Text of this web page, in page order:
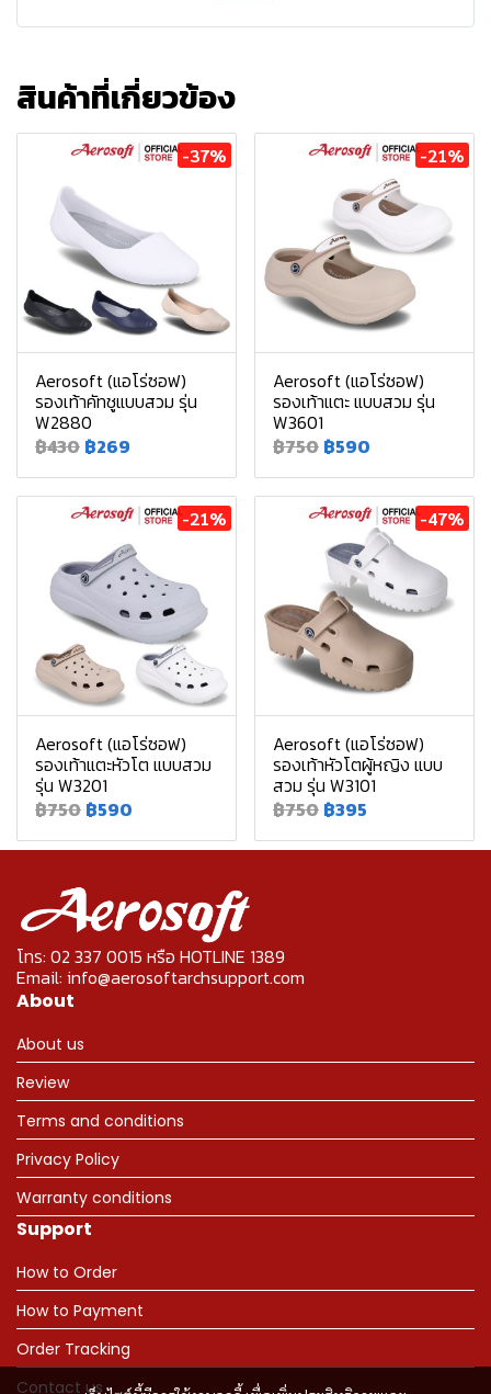
สินค้าที่เกี่ยวข้อง
-37%
Aerosoft (แอโร่ซอฟ)
รองเท้าคัทชูแบบสวม รุ่น
W2880
฿430 ฿269
-21%
Aerosoft (แอโร่ซอฟ)
รองเท้าแตะ แบบสวม รุ่น
W3601
฿750 ฿590
-21%
Aerosoft (แอโร่ซอฟ)
รองเท้าแตะหัวโต แบบสวม
รุ่น W3201
฿750 ฿590
-47%
Aerosoft (แอโร่ซอฟ)
รองเท้าหัวโตผู้หญิง แบบ
สวม รุ่น W3101
฿750 ฿395
โทร: 02 337 0015 หรือ HOTLINE 1389
Email: info@aerosoftarchsupport.com
About
About us
Review
Terms and conditions
Privacy Policy
Warranty conditions
Support
How to Order
How to Payment
Order Tracking
Contact us